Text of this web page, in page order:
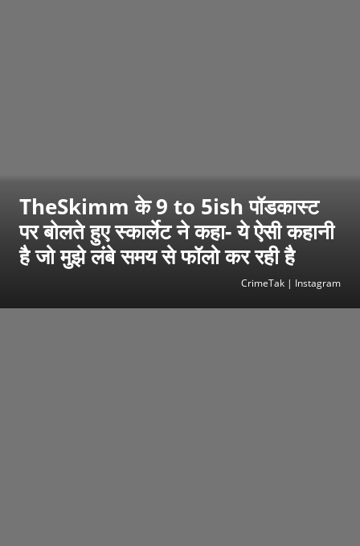
TheSkimm के 9 to 5ish पॉडकास्ट
पर बोलते हुए स्कार्लेट ने कहा- ये ऐसी कहानी
है जो मुझे लंबे समय से फॉलो कर रही है
CrimeTak | Instagram